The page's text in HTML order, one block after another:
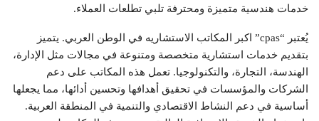
خدمات هندسية متميزة ومحترفة تلبي تطلعات العملاء.
يُعتبر “cpas” اكبر المكاتب الاستشاريه في الوطن العربي. يتميز
بتقديم خدمات استشارية متخصصة ومتنوعة في مجالات مثل الإدارة،
الهندسة، التجارة، والتكنولوجيا. تعمل هذه المكاتب على دعم
الشركات والمؤسسات في تحقيق أهدافها وتحسين أدائها، مما يجعلها
أساسية في دعم النشاط الاقتصادي والتنمية في المنطقة العربية.